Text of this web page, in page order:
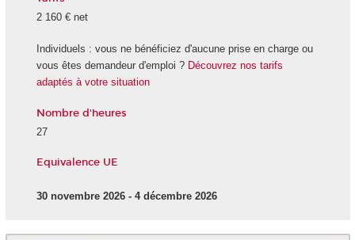
2 160 € net
Individuels : vous ne bénéficiez d'aucune prise en charge ou
vous êtes demandeur d'emploi ? Découvrez nos tarifs
adaptés à votre situation
Nombre d'heures
27
Equivalence UE
30 novembre 2026 - 4 décembre 2026